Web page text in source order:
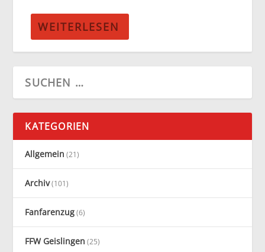
WEITERLESEN
KATEGORIEN
Allgemein (21)
Archiv(101)
Fanfarenzug(6)
FFW Geislingen (25)